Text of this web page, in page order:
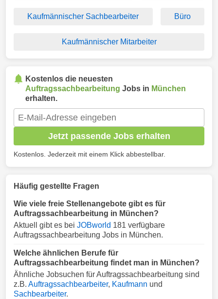
Kaufmännischer Sachbearbeiter Büro
Kaufmännischer Mitarbeiter
Kostenlos die neuesten
Auftragssachbearbeitung Jobs in München
erhalten.
Jetzt passende Jobs erhalten
Kostenlos. Jederzeit mit einem Klick abbestellbar.
Häufig gestellte Fragen
Wie viele freie Stellenangebote gibt es für
Auftragssachbearbeitung in München?
Aktuell gibt es bei JOBworld 181 verfügbare
Auftragssachbearbeitung Jobs in München.
Welche ähnlichen Berufe für
Auftragssachbearbeitung findet man in München?
Ähnliche Jobsuchen für Auftragssachbearbeitung sind
z.B. Auftragssachbearbeiter, Kaufmann und
Sachbearbeiter.